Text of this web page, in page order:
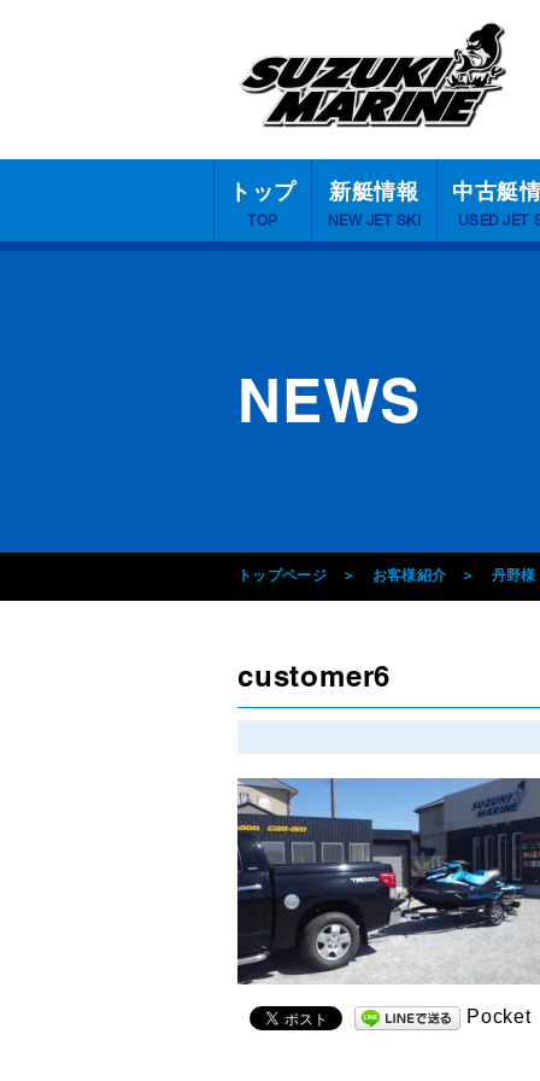
トップ
TOP
新艇情報
NEW JET SKI
中古艇
USED JET
NEWS
トップページ お客様紹介 丹野様
customer6
Pocket